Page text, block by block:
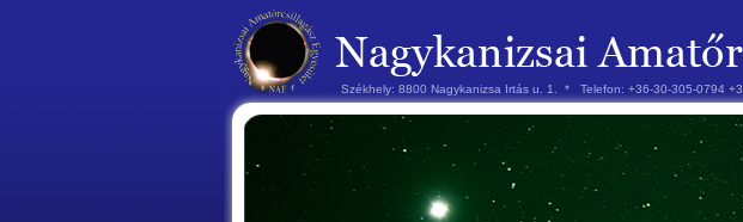
Székhely: 8800 Nagykanizsa Irtás u. 1. * Telefon: +36-30-305-0794